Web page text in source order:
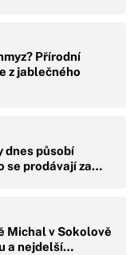
Přírodní
z jablečného
dnes působí
se prodávají za…
Michal v Sokolově
a nejdelší…